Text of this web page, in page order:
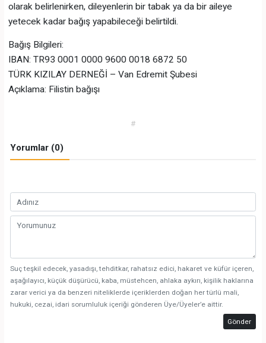
olarak belirlenirken, dileyenlerin bir tabak ya da bir aileye
yetecek kadar bağış yapabileceği belirtildi.
Bağış Bilgileri:
IBAN: TR93 0001 0000 9600 0018 6872 50
TÜRK KIZILAY DERNEĞİ – Van Edremit Şubesi
Açıklama: Filistin bağışı
#
Yorumlar (0)
Suç teşkil edecek, yasadışı, tehditkar, rahatsız edici, hakaret ve küfür içeren,
aşağılayıcı, küçük düşürücü, kaba, müstehcen, ahlaka aykırı, kişilik haklarına
zarar verici ya da benzeri niteliklerde içeriklerden doğan her türlü mali,
hukuki, cezai, idari sorumluluk içeriği gönderen Üye/Üyeler’e aittir.
Gönder